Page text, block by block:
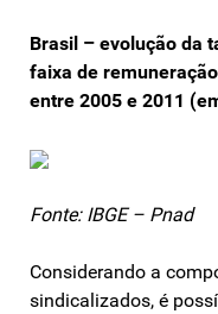
Brasil – evolução da
faixa de
entre 2005 e 2011
Fonte: IBGE – Pnad
Considerando a
sindicalizados, é